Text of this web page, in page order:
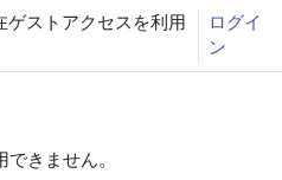
ゲストアクセスを利用
ログイ
ン
きません。